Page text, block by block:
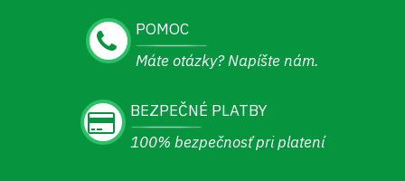
POMOC
Máte otázky? Napíšte nám.
BEZPEČNÉ PLATBY
100% bezpečnosť pri platení